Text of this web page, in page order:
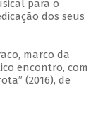
para o
dos seus
marco da
encontro, com
(2016), de